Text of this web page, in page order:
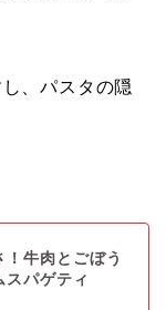
、パスタの隠
牛肉とごぼう
スパゲティ